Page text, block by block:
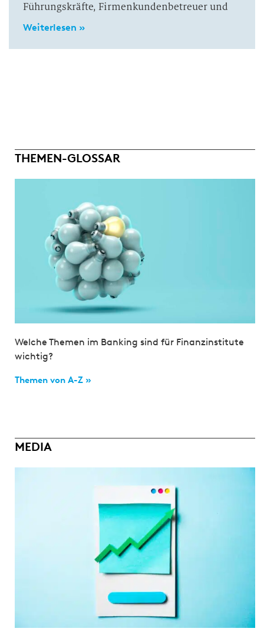
Führungskräfte, Firmenkundenbetreuer und
Weiterlesen »
THEMEN-GLOSSAR
Welche Themen im Banking sind für Finanzinstitute
wichtig?
Themen von A-Z »
MEDIA